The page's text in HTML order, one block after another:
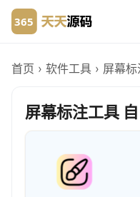
首页 › 软件工具 › 屏幕
屏幕标注工具